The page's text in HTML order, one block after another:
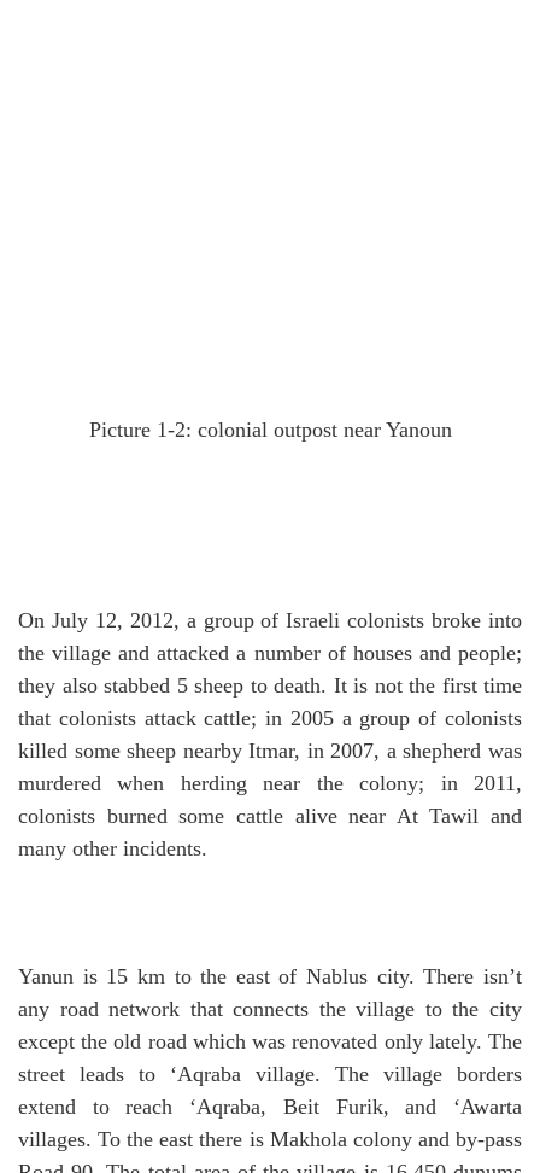
Picture 1-2: colonial outpost near Yanoun
On July 12, 2012, a group of Israeli colonists broke into
the village and attacked a number of houses and people;
they also stabbed 5 sheep to death. It is not the first time
that colonists attack cattle; in 2005 a group of colonists
killed some sheep nearby Itmar, in 2007, a shepherd was
murdered when herding near the colony; in 2011,
colonists burned some cattle alive near At Tawil and
many other incidents.
Yanun is 15 km to the east of Nablus city. There isn’t
any road network that connects the village to the city
except the old road which was renovated only lately. The
street leads to ‘Aqraba village. The village borders
extend to reach ‘Aqraba, Beit Furik, and ‘Awarta
villages. To the east there is Makhola colony and by-pass